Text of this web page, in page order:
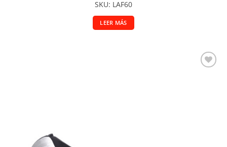
SKU: LAF60
LEER MÁS